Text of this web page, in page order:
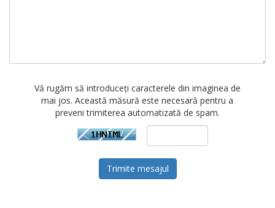
Vă rugăm să introduceți caracterele din imaginea de
mai jos. Această măsură este necesară pentru a
preveni trimiterea automatizată de spam.
Trimite mesajul